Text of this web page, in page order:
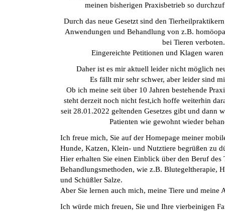
meinen bisherigen Praxisbetrieb so
Durch das neue Gesetzt sind den
Anwendungen und Behandlung von z.B.
bei Tieren verboten.
Eingereichte Petitionen und Klagen
Daher ist es mir aktuell leider nicht möglich
Es fällt mir sehr schwer, aber leider sind
Ob ich meine seit über 10 Jahren bestehende
steht derzeit noch nicht fest,ich hoffe weiterhin
seit 28.01.2022 geltenden Gesetzes gibt und dann
Patienten wie gewohnt wieder
Ich freue mich, Sie auf der Homepage meiner
Hunde, Katzen, Klein- und Nutztiere begrüßen zu
Hier erhalten Sie einen Einblick über den Beruf des
Behandlungsmethoden, wie z.B. Blutegeltherapie,
und Schüßler Salze.
Aber Sie lernen auch mich, meine Tiere und meine
Ich würde mich freuen, Sie und Ihre vierbeinigen